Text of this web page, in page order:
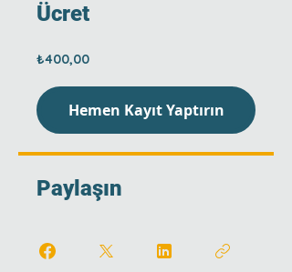
Ücret
₺400,00
Hemen Kayıt Yaptırın
Paylaşın